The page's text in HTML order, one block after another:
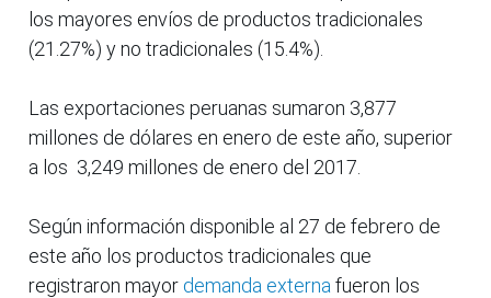
los mayores envíos de productos tradicionales
(21.27%) y no tradicionales (15.4%).
Las exportaciones peruanas sumaron 3,877
millones de dólares en enero de este año, superior
a los 3,249 millones de enero del 2017.
Según información disponible al 27 de febrero de
este año los productos tradicionales que
registraron mayor demanda externa fueron los